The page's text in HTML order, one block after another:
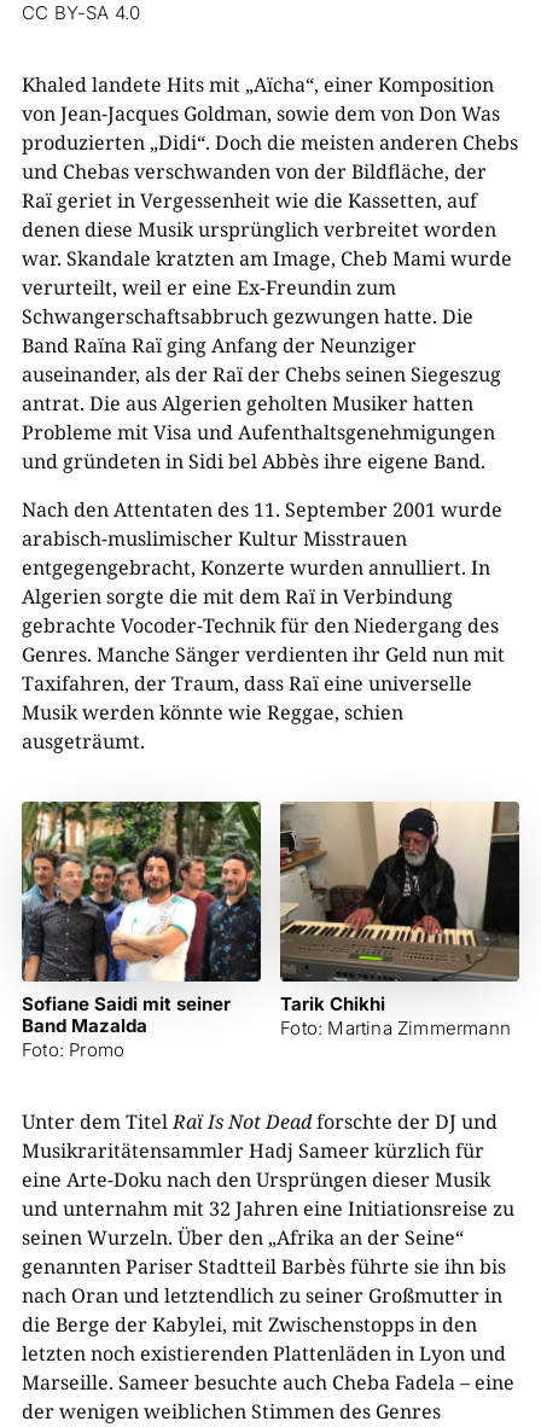
CC BY-SA 4.0
Khaled landete Hits mit „Aïcha“, einer Komposition
von Jean-Jacques Goldman, sowie dem von Don Was
produzierten „Didi“. Doch die meisten anderen Chebs
und Chebas verschwanden von der Bildfläche, der
Raï geriet in Vergessenheit wie die Kassetten, auf
denen diese Musik ursprünglich verbreitet worden
war. Skandale kratzten am Image, Cheb Mami wurde
verurteilt, weil er eine Ex-Freundin zum
Schwangerschaftsabbruch gezwungen hatte. Die
Band Raïna Raï ging Anfang der Neunziger
auseinander, als der Raï der Chebs seinen Siegeszug
antrat. Die aus Algerien geholten Musiker hatten
Probleme mit Visa und Aufenthaltsgenehmigungen
und gründeten in Sidi bel Abbès ihre eigene Band.
Nach den Attentaten des 11. September 2001 wurde
arabisch-muslimischer Kultur Misstrauen
entgegengebracht, Konzerte wurden annulliert. In
Algerien sorgte die mit dem Raï in Verbindung
gebrachte Vocoder-Technik für den Niedergang des
Genres. Manche Sänger verdienten ihr Geld nun mit
Taxifahren, der Traum, dass Raï eine universelle
Musik werden könnte wie Reggae, schien
ausgeträumt.
Sofiane Saidi mit seiner
Band Mazalda
Foto: Promo
Tarik Chikhi
Foto: Martina Zimmermann
Unter dem TitelRaï Is Not Deadforschte der DJ und
Musikraritätensammler Hadj Sameer kürzlich für
eine Arte-Doku nach den Ursprüngen dieser Musik
und unternahm mit 32 Jahren eine Initiationsreise zu
seinen Wurzeln. Über den „Afrika an der Seine“
genannten Pariser Stadtteil Barbès führte sie ihn bis
nach Oran und letztendlich zu seiner Großmutter in
die Berge der Kabylei, mit Zwischenstopps in den
letzten noch existierenden Plattenläden in Lyon und
Marseille. Sameer besuchte auch Cheba Fadela – eine
der wenigen weiblichen Stimmen des Genres